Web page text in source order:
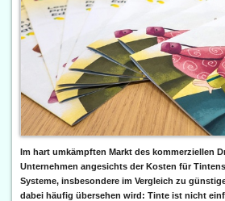
Im hart umkämpften Markt des kommerziellen
Unternehmen angesichts der Kosten für
Systeme, insbesondere im Vergleich zu
dabei häufig übersehen wird: Tinte ist nicht